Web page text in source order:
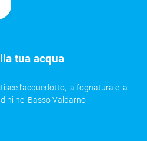
tua acqua
l’acquedotto, la fognatura e la
nel Basso Valdarno